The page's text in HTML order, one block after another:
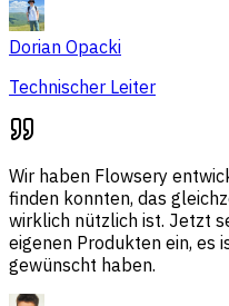
Dorian Opacki
Technischer Leiter
Wir haben Flowsery
finden konnten, das
wirklich nützlich ist. Jetzt
eigenen Produkten ein, es
gewünscht haben.